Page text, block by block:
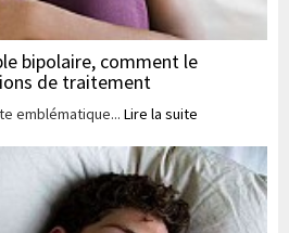
bipolaire, comment le
de traitement
emblématique... Lire la suite